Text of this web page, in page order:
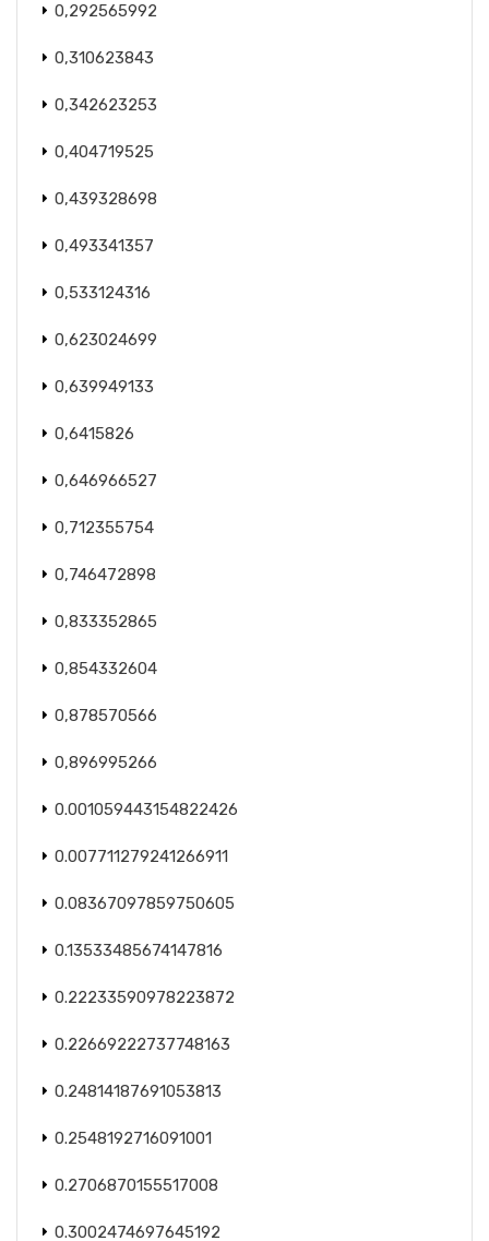
0,292565992
0,310623843
0,342623253
0,404719525
0,439328698
0,493341357
0,533124316
0,623024699
0,639949133
0,6415826
0,646966527
0,712355754
0,746472898
0,833352865
0,854332604
0,878570566
0,896995266
0.001059443154822426
0.007711279241266911
0.08367097859750605
0.13533485674147816
0.22233590978223872
0.22669222737748163
0.24814187691053813
0.2548192716091001
0.2706870155517008
0.3002474697645192